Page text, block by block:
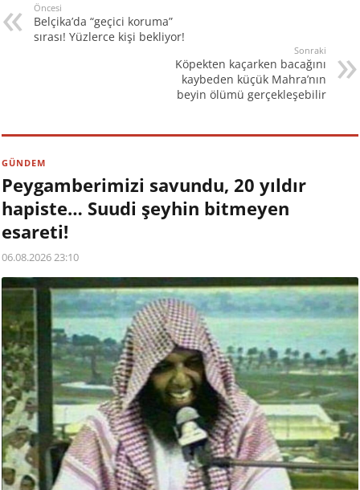
Öncesi
Belçika’da “geçici koruma”
sırası! Yüzlerce kişi bekliyor!
Sonraki
Köpekten kaçarken bacağını
kaybeden küçük Mahra’nın
beyin ölümü gerçekleşebilir
GÜNDEM
Peygamberimizi savundu, 20 yıldır
hapiste… Suudi şeyhin bitmeyen
esareti!
06.08.2026 23:10